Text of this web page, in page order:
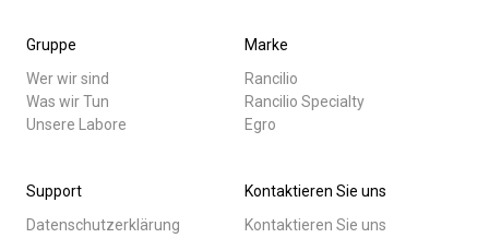
Gruppe
Wer wir sind
Was wir Tun
Unsere Labore
Marke
Rancilio
Rancilio Specialty
Egro
Support
Datenschutzerklärung
Kontaktieren Sie uns
Kontaktieren Sie uns